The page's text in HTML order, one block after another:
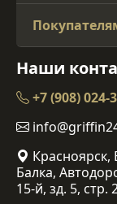
Наши
+7 (908) 024-
Красноярск,
Балка,
15-й, зд. 5, стр.